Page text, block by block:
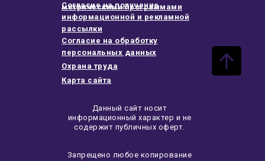
Данный сайт носит
информационный характер и не
содержит публичных оферт.
Запрещено любое копирование
метрическими программами
Согласие на получение
информационной и рекламной
рассылки
Охрана труда
Карта сайта
Согласие на обработку
персональных данных